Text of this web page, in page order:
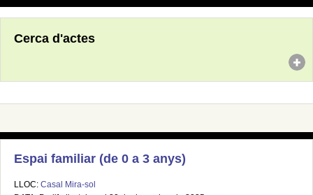
Cerca d'actes
Espai familiar (de 0 a 3 anys)
LLOC: Casal Mira-sol